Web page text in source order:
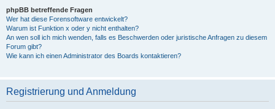
phpBB betreffende Fragen
Wer hat diese Forensoftware entwickelt?
Warum ist Funktion x oder y nicht enthalten?
An wen soll ich mich wenden, falls es Beschwerden oder juristische Anfragen zu diesem
Forum gibt?
Wie kann ich einen Administrator des Boards kontaktieren?
Registrierung und Anmeldung